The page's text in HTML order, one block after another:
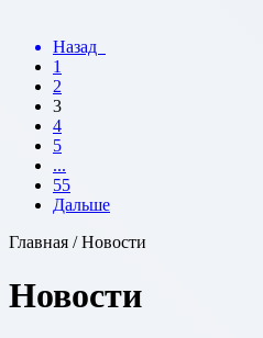
Назад
1
2
3
4
5
...
55
Дальше
Главная / Новости
Новости